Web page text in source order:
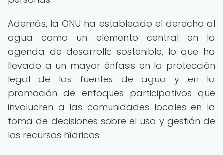
Además, la ONU ha establecido el derecho al
agua como un elemento central en la
agenda de desarrollo sostenible, lo que ha
llevado a un mayor énfasis en la protección
legal de las fuentes de agua y en la
promoción de enfoques participativos que
involucren a las comunidades locales en la
toma de decisiones sobre el uso y gestión de
los recursos hídricos.